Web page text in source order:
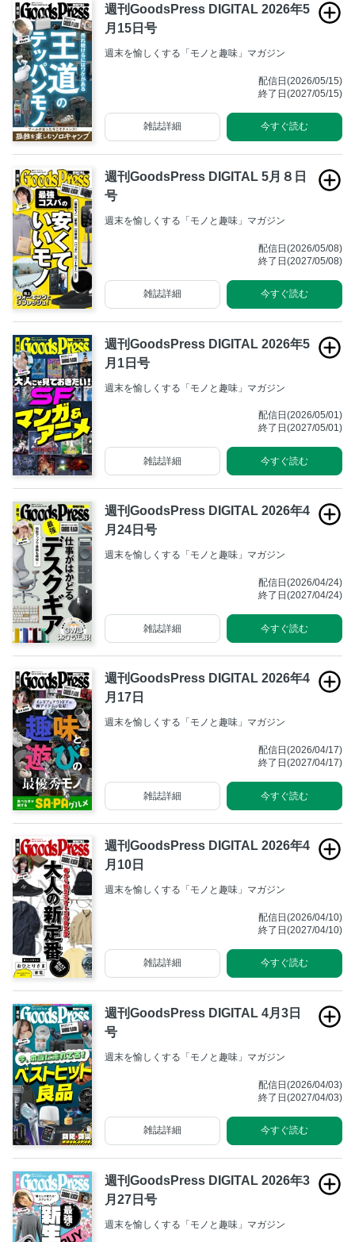
週刊GoodsPress DIGITAL 2026年5
月15日号
週末を愉しくする「モノと趣味」マガジン
配信日(2026/05/15)
終了日(2027/05/15)
今すぐ読む
雑誌詳細
週刊GoodsPress DIGITAL 5月８日
号
週末を愉しくする「モノと趣味」マガジン
配信日(2026/05/08)
終了日(2027/05/08)
今すぐ読む
雑誌詳細
週刊GoodsPress DIGITAL 2026年5
月1日号
週末を愉しくする「モノと趣味」マガジン
配信日(2026/05/01)
終了日(2027/05/01)
今すぐ読む
雑誌詳細
週刊GoodsPress DIGITAL 2026年4
月24日号
週末を愉しくする「モノと趣味」マガジン
配信日(2026/04/24)
終了日(2027/04/24)
今すぐ読む
雑誌詳細
週刊GoodsPress DIGITAL 2026年4
月17日
週末を愉しくする「モノと趣味」マガジン
配信日(2026/04/17)
終了日(2027/04/17)
今すぐ読む
雑誌詳細
週刊GoodsPress DIGITAL 2026年4
月10日
週末を愉しくする「モノと趣味」マガジン
配信日(2026/04/10)
終了日(2027/04/10)
今すぐ読む
雑誌詳細
週刊GoodsPress DIGITAL 4月3日
号
週末を愉しくする「モノと趣味」マガジン
配信日(2026/04/03)
終了日(2027/04/03)
今すぐ読む
雑誌詳細
週刊GoodsPress DIGITAL 2026年3
月27日号
週末を愉しくする「モノと趣味」マガジン